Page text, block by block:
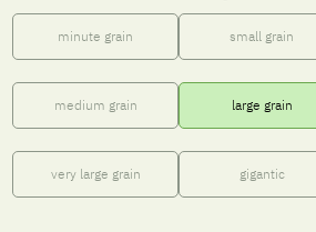
minute grain small grain
medium grain large grain
very large grain gigantic